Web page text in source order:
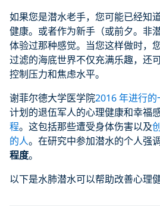
如果您是潜水老手，您可能已经知
健康。或者作为新手（或前夕。非
体验过那种感觉。当您这样做时，
过滤的海底世界不仅充满乐趣，还
控制压力和焦虑水平。
谢菲尔德大学医学院2016 年进行
计划的退伍军人的心理健康和幸福
程。这包括那些遭受身体伤害以及
的人。在研究中参加潜水的个人强
程度。
以下是水肺潜水可以帮助改善心理